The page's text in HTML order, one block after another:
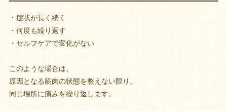
・症状が長く続く
・何度も繰り返す
・セルフケアで変化がない
このような場合は、
原因となる筋肉の状態を整えない限り、
同じ場所に痛みを繰り返します。